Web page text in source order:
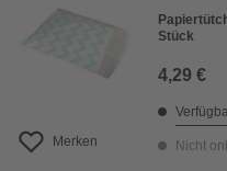
Merken
Stück
4,29 €
Nicht